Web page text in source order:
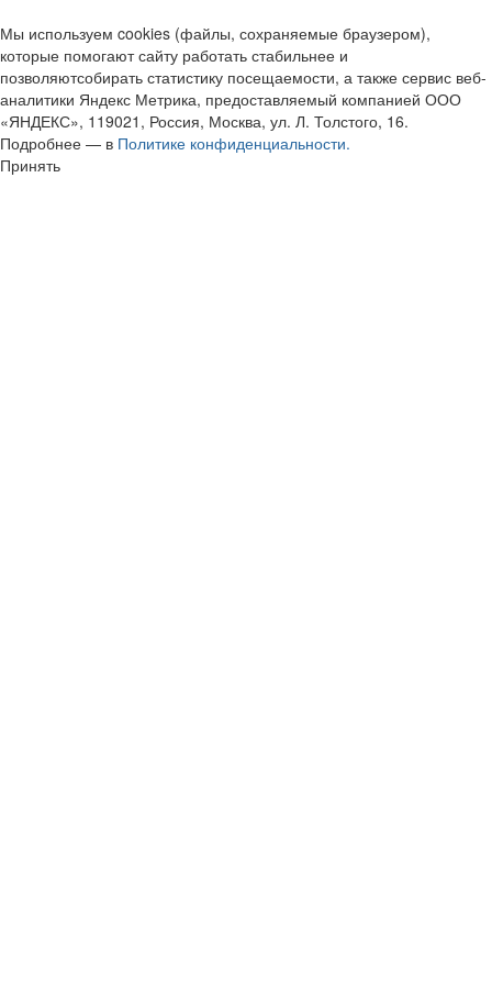
Мы используем cookies (файлы, сохраняемые браузером),
которые помогают сайту работать стабильнее и
позволяютсобирать статистику посещаемости, а также сервис веб-
аналитики Яндекс Метрика, предоставляемый компанией ООО
«ЯНДЕКС», 119021, Россия, Москва, ул. Л. Толстого, 16.
Подробнее — в Политике конфиденциальности.
Принять